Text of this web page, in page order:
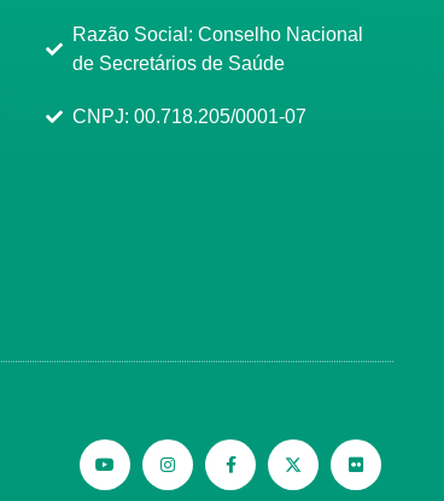
Razão Social: Conselho Nacional
de Secretários de Saúde
CNPJ: 00.718.205/0001-07